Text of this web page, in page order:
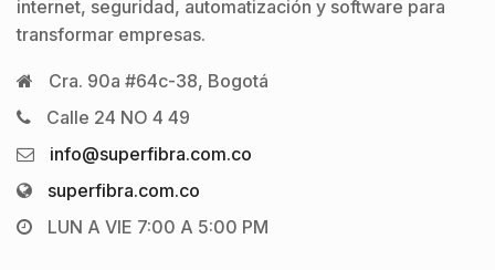
internet, seguridad, automatización y software para
transformar empresas.
Cra. 90a #64c-38, Bogotá
Calle 24 NO 4 49
info@superfibra.com.co
superfibra.com.co
LUN A VIE 7:00 A 5:00 PM